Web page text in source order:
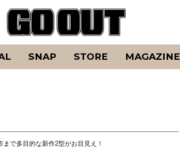
SNAP STORE MAGAZINE
で多目的な新作2型がお目見え！